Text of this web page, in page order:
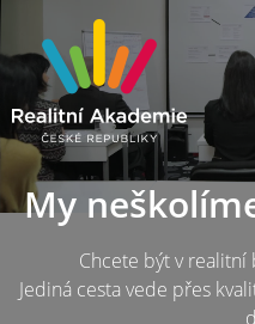
My
Chcete být v realitní
Jediná cesta vede přes